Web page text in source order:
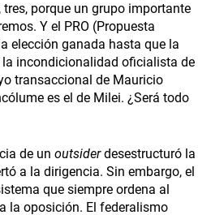
porque un grupo importante
Y el PRO (Propuesta
elección ganada hasta que la
la incondicionalidad oficialista de
transaccional de Mauricio
es el de Milei. ¿Será todo
de un outsiderdesestructuró la
a la dirigencia. Sin embargo, el
que siempre ordena al
la oposición. El federalismo